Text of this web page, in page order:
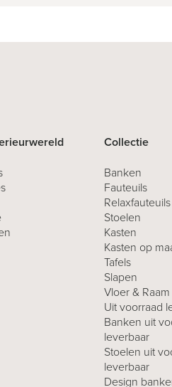
Collectie
Banken
Fauteuils
Relaxfauteuils
Stoelen
Kasten
Kasten op
Tafels
Slapen
Vloer & Raam
Uit voorraad
Banken uit
leverbaar
Stoelen uit
leverbaar
Design